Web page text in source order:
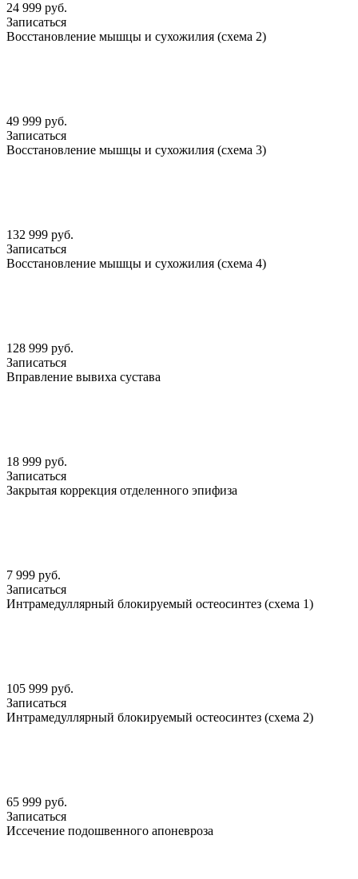
24 999 руб.
Записаться
Восстановление мышцы и сухожилия (схема 2)
49 999 руб.
Записаться
Восстановление мышцы и сухожилия (схема 3)
132 999 руб.
Записаться
Восстановление мышцы и сухожилия (схема 4)
128 999 руб.
Записаться
Вправление вывиха сустава
18 999 руб.
Записаться
Закрытая коррекция отделенного эпифиза
7 999 руб.
Записаться
Интрамедуллярный блокируемый остеосинтез (схема 1)
105 999 руб.
Записаться
Интрамедуллярный блокируемый остеосинтез (схема 2)
65 999 руб.
Записаться
Иссечение подошвенного апоневроза